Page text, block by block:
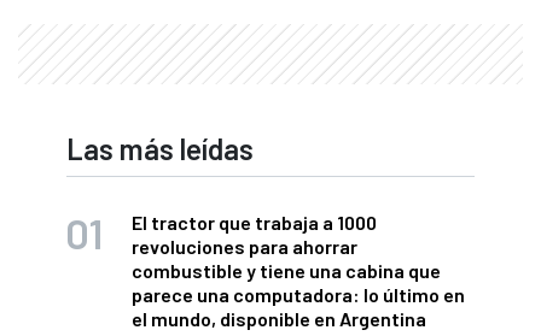
Las más leídas
El tractor que trabaja a 1000
revoluciones para ahorrar
combustible y tiene una cabina que
parece una computadora: lo último en
el mundo, disponible en Argentina